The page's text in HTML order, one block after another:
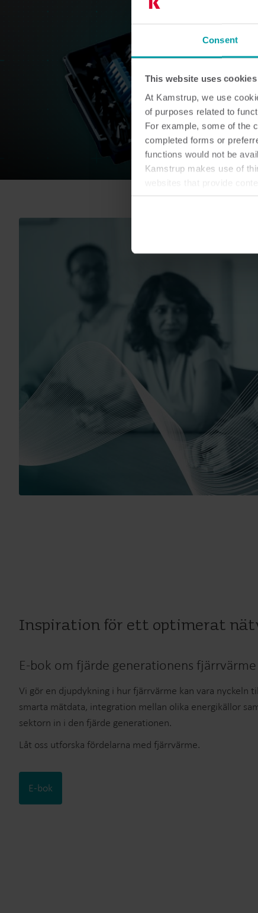
Consent
This website uses cookies
At Kamstrup, we use
of purposes related to
For example, some of the
completed forms or
functions would not be
Kamstrup makes use of
websites that provide
You can at any time
Inspiration för ett optimerat
E-bok om fjärde generationens fjärrvärme
Vi gör en djupdykning i hur fjärrvärme kan vara nyckeln
smarta mätdata, integration mellan olika energikällor
sektorn in i den fjärde generationen.
Låt oss utforska fördelarna med fjärrvärme.
E-bok